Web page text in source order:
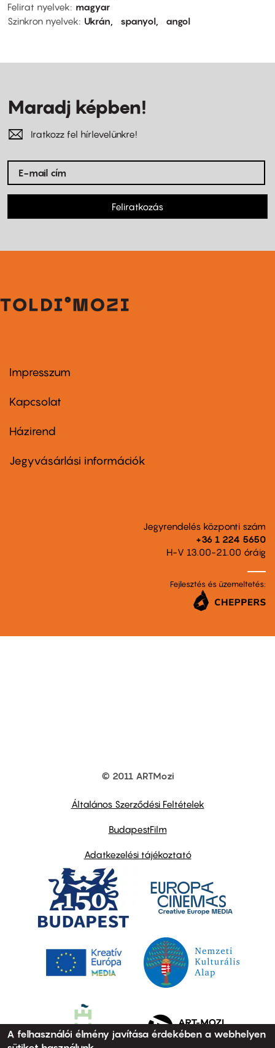
Felirat nyelvek
magyar
Szinkron nyelvek
Ukrán spanyol angol
Maradj képben!
Iratkozz fel hírlevelünkre!
Feliratkozás
Footer
first
Impresszum
Kapcsolat
Footer
second
Házirend
Jegyvásárlási információk
Jegyrendelés központi szám
+36 1 224 5650
H-V 13.00-21.00 óráig
Fejlesztés és üzemeltetés:
© 2011 ARTMozi
Általános Szerződési Feltételek
BudapestFilm
Adatkezelési tájékoztató
A felhasználói élmény javítása érdekében a webhelyen